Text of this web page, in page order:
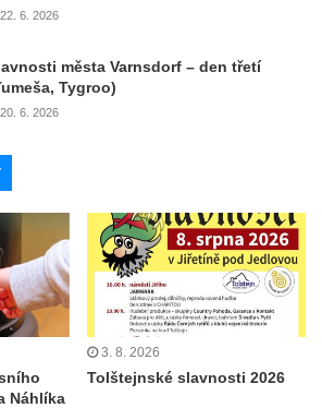
22. 6. 2026
města Varnsdorf – den třetí
Tygroo)
20. 6. 2026
Náhlíka
3. 8. 2026
Tolštejnské slavnosti 2026